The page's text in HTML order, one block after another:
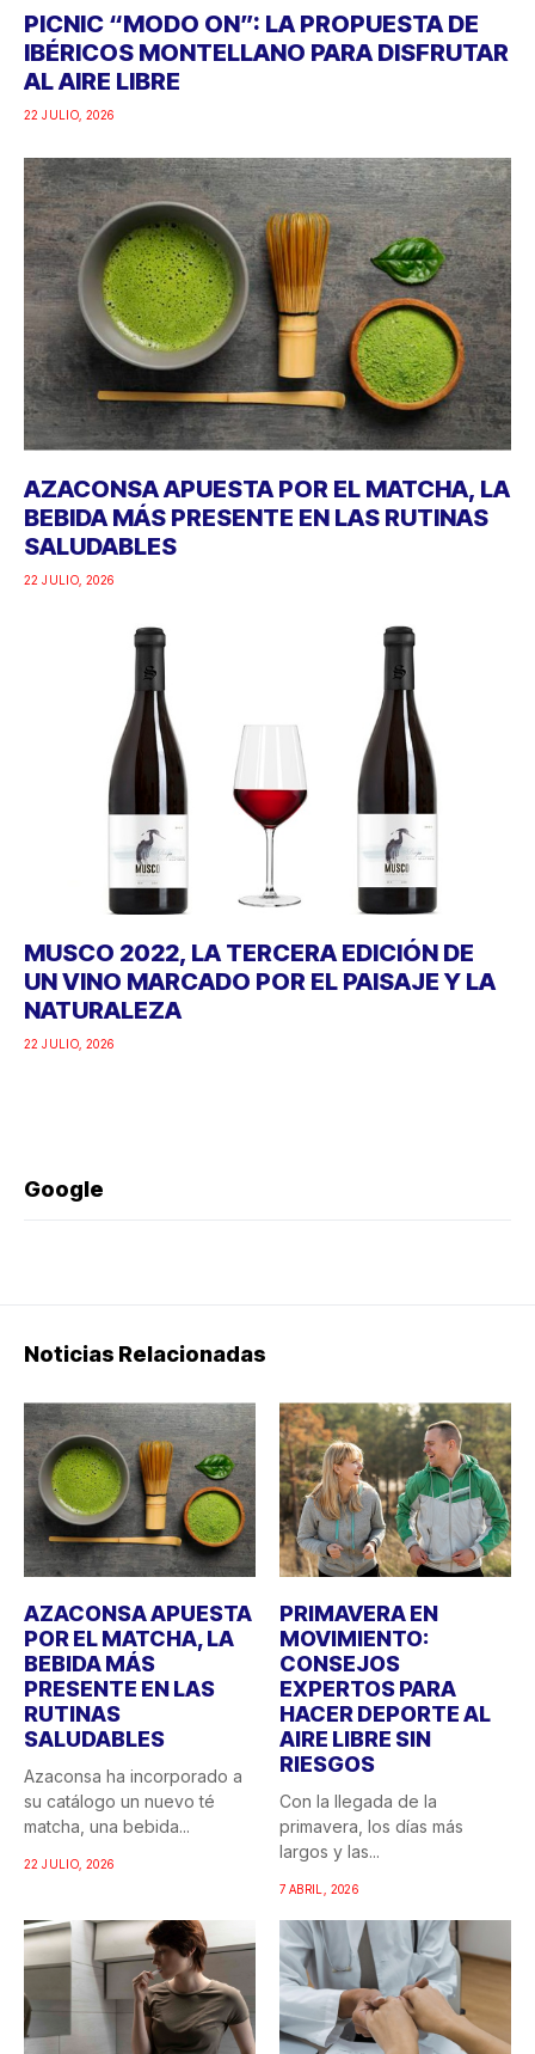
PICNIC “MODO ON”: LA PROPUESTA DE
IBÉRICOS MONTELLANO PARA DISFRUTAR
AL AIRE LIBRE
22 JULIO, 2026
AZACONSA APUESTA POR EL MATCHA, LA
BEBIDA MÁS PRESENTE EN LAS RUTINAS
SALUDABLES
22 JULIO, 2026
MUSCO 2022, LA TERCERA EDICIÓN DE
UN VINO MARCADO POR EL PAISAJE Y LA
NATURALEZA
22 JULIO, 2026
Google
Noticias Relacionadas
AZACONSA APUESTA
POR EL MATCHA, LA
BEBIDA MÁS
PRESENTE EN LAS
RUTINAS
SALUDABLES
Azaconsa ha incorporado a
su catálogo un nuevo té
matcha, una bebida...
22 JULIO, 2026
PRIMAVERA EN
MOVIMIENTO:
CONSEJOS
EXPERTOS PARA
HACER DEPORTE AL
AIRE LIBRE SIN
RIESGOS
Con la llegada de la
primavera, los días más
largos y las...
7 ABRIL, 2026